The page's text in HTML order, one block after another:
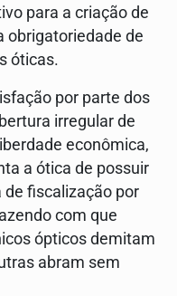
para a criação de
obrigatoriedade de
óticas.
por parte dos
irregular de
econômica,
a ótica de possuir
de fiscalização por
com que
ópticos demitam
abram sem